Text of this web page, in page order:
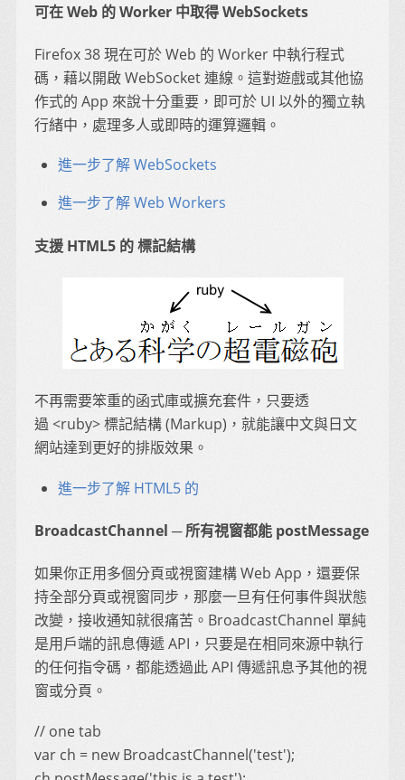
可在 Web 的 Worker 中取得 WebSockets
Firefox 38 現在可於 Web 的 Worker 中執行程式
碼，藉以開啟 WebSocket 連線。這對遊戲或其他協
作式的 App 來說十分重要，即可於 UI 以外的獨立執
行緒中，處理多人或即時的運算邏輯。
進一步了解 WebSockets
進一步了解 Web Workers
支援 HTML5 的 標記結構
不再需要笨重的函式庫或擴充套件，只要透
過 <ruby> 標記結構 (Markup)，就能讓中文與日文
網站達到更好的排版效果。
進一步了解 HTML5 的
BroadcastChannel ─ 所有視窗都能 postMessage
如果你正用多個分頁或視窗建構 Web App，還要保
持全部分頁或視窗同步，那麼一旦有任何事件與狀態
改變，接收通知就很痛苦。BroadcastChannel 單純
是用戶端的訊息傳遞 API，只要是在相同來源中執行
的任何指令碼，都能透過此 API 傳遞訊息予其他的視
窗或分頁。
// one tab
var ch = new BroadcastChannel('test');